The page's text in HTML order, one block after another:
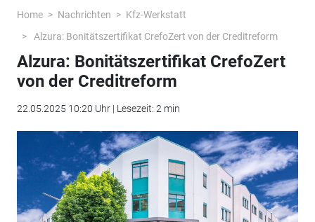
Home Nachrichten
Kfz-Werkstatt
Alzura: Bonitätszertifikat CrefoZert von der Creditreform
Alzura: Bonitätszertifikat CrefoZert
von der Creditreform
22.05.2025 10:20 Uhr | Lesezeit: 2 min